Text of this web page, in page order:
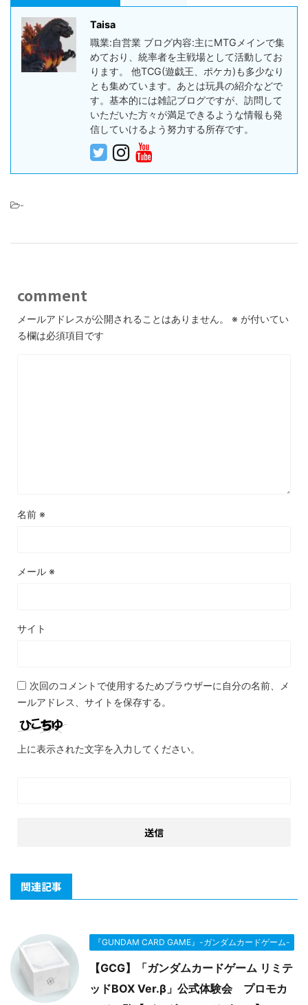
Taisa
職業:自営業 ブログ内容:主にMTGメインで集
めており、統率者を主戦場として活動してお
ります。 他TCG(遊戯王、ポケカ)も多少なり
とも集めています。あとは玩具の紹介などで
す。基本的には雑記ブログですが、訪問して
いただいた方々が満足できるような情報も発
信していけるよう努力する所存です。
-
comment
メールアドレスが公開されることはありません。 ※ が付いてい
る欄は必須項目です
名前 ※
メール ※
サイト
次回のコメントで使用するためブラウザーに自分の名前、メ
ールアドレス、サイトを保存する。
上に表示された文字を入力してください。
関連記事
『GUNDAM CARD GAME』-ガンダムカードゲーム-
【GCG】「ガンダムカードゲーム リミテ
ッドBOX Ver.β」公式体験会 プロモカ